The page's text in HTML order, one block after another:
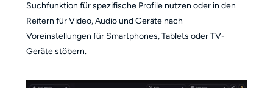
Suchfunktion für spezifische Profile nutzen oder in den
Reitern für Video, Audio und Geräte nach
Voreinstellungen für Smartphones, Tablets oder TV-
Geräte stöbern.